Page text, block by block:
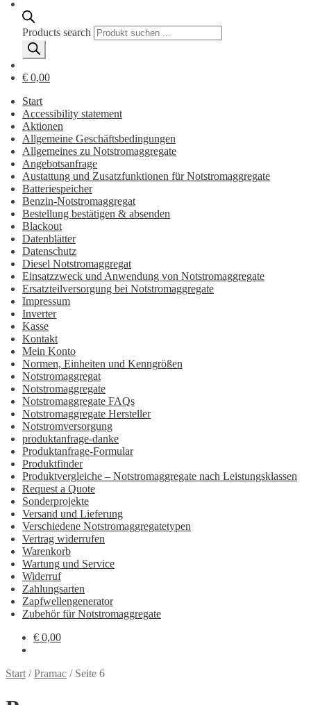
Products search
€ 0,00
Start
Accessibility statement
Aktionen
Allgemeine Geschäftsbedingungen
Allgemeines zu Notstromaggregate
Angebotsanfrage
Austattung und Zusatzfunktionen für Notstromaggregate
Batteriespeicher
Benzin-Notstromaggregat
Bestellung bestätigen & absenden
Blackout
Datenblätter
Datenschutz
Diesel Notstromaggregat
Einsatzzweck und Anwendung von Notstromaggregate
Ersatzteilversorgung bei Notstromaggregate
Impressum
Inverter
Kasse
Kontakt
Mein Konto
Normen, Einheiten und Kenngrößen
Notstromaggregat
Notstromaggregate
Notstromaggregate FAQs
Notstromaggregate Hersteller
Notstromversorgung
produktanfrage-danke
Produktanfrage-Formular
Produktfinder
Produktvergleiche – Notstromaggregate nach Leistungsklassen
Request a Quote
Sonderprojekte
Versand und Lieferung
Verschiedene Notstromaggregatetypen
Vertrag widerrufen
Warenkorb
Wartung und Service
Widerruf
Zahlungsarten
Zapfwellengenerator
Zubehör für Notstromaggregate
€ 0,00
Start /Pramac / Seite 6